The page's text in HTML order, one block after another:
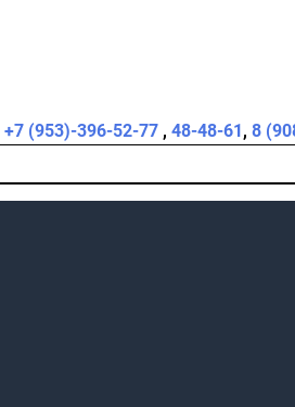
+7 (953)-396-52-77 , 48-48-61, 8